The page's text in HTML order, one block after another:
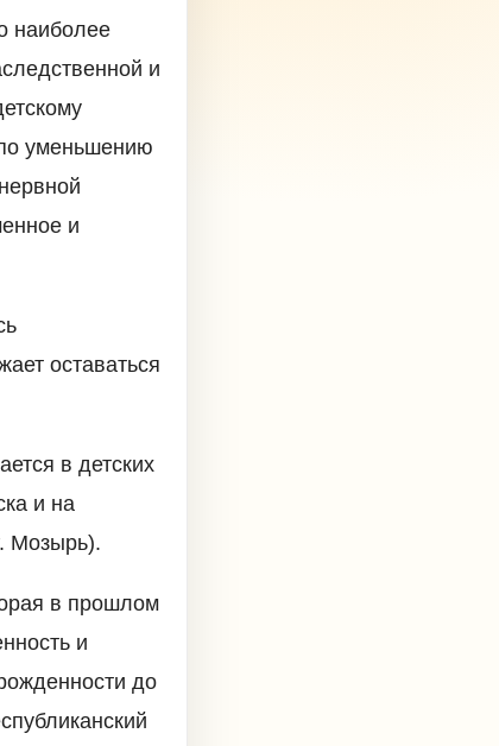
наиболее
и
уменьшению
и
оставаться
в детских
и на
Мозырь).
в прошлом
и
до